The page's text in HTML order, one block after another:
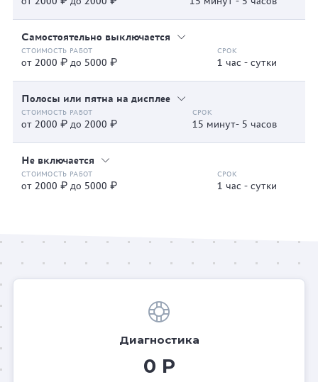
Самостоятельно выключается
от 2000 ₽ до 5000 ₽ 1 час - сутки
Полосы или пятна на дисплее
от 2000 ₽ до 2000 ₽ 15 минут- 5 часов
Не включается
от 2000 ₽ до 5000 ₽ 1 час - сутки
Диагностика
0 Р